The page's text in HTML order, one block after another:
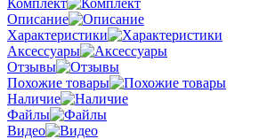
Описание
Характеристики
Аксессуары
Отзывы
Похожие товары
Наличие
Файлы
Видео